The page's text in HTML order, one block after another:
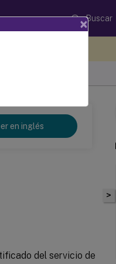
Buscar
en inglés
del servicio de
>
×